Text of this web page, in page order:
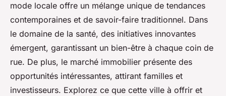
mode locale offre un mélange unique de tendances
contemporaines et de savoir-faire traditionnel. Dans
le domaine de la santé, des initiatives innovantes
émergent, garantissant un bien-être à chaque coin de
rue. De plus, le marché immobilier présente des
opportunités intéressantes, attirant familles et
investisseurs. Explorez ce que cette ville à offrir et